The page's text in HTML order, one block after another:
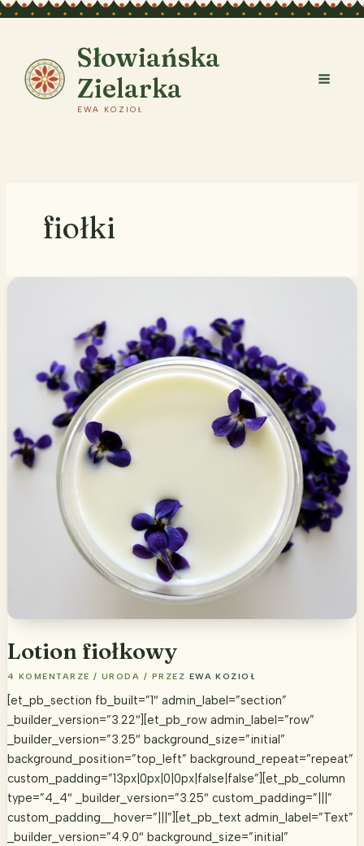
Przejdź
Słowiańska
Zielarka
EWA KOZIOŁ
fiołki
Lotion fiołkowy
4 KOMENTARZE / URODA / PRZEZ EWA KOZIOŁ
[et_pb_section fb_built=”1″ admin_label=”section”
_builder_version=”3.22″][et_pb_row admin_label=”row”
_builder_version=”3.25″ background_size=”initial”
background_position=”top_left” background_repeat=”repeat”
custom_padding=”13px|0px|0|0px|false|false”][et_pb_column
type=”4_4″ _builder_version=”3.25″ custom_padding=”|||”
custom_padding__hover=”|||”][et_pb_text admin_label=”Text”
_builder_version=”4.9.0″ background_size=”initial”